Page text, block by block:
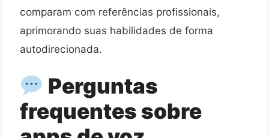
comparam com referências profissionais,
aprimorando suas habilidades de forma
autodirecionada.
Perguntas
frequentes sobre